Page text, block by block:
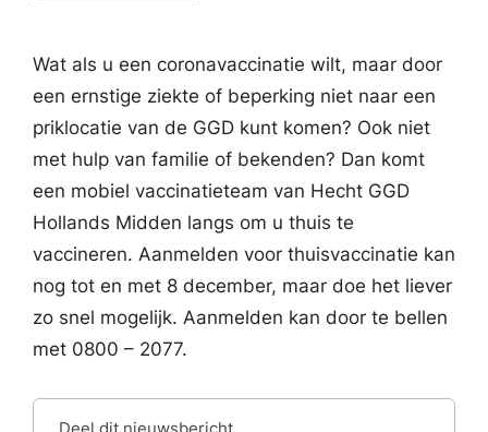
Wat als u een coronavaccinatie wilt, maar door
een ernstige ziekte of beperking niet naar een
priklocatie van de GGD kunt komen? Ook niet
met hulp van familie of bekenden? Dan komt
een mobiel vaccinatieteam van Hecht GGD
Hollands Midden langs om u thuis te
vaccineren. Aanmelden voor thuisvaccinatie kan
nog tot en met 8 december, maar doe het liever
zo snel mogelijk. Aanmelden kan door te bellen
met 0800 – 2077.